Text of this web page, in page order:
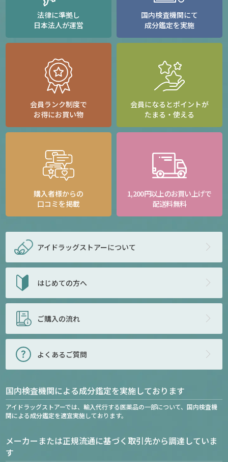
法律に準拠し
日本法人が運営
国内検査機関にて
成分鑑定を実施
会員ランク制度で
お得にお買い物
会員になるとポイントが
たまる・使える
購入者様からの
口コミを掲載
1,200円以上のお買い上げで
配送料無料
アイドラッグストアーについて
はじめての方へ
ご購入の流れ
よくあるご質問
国内検査機関による成分鑑定を実施しております
アイドラッグストアーでは、輸入代行する医薬品の一部について、国内検査機
関による成分鑑定を適宜実施しております。
メーカーまたは正規流通に基づく取引先から調達していま
す